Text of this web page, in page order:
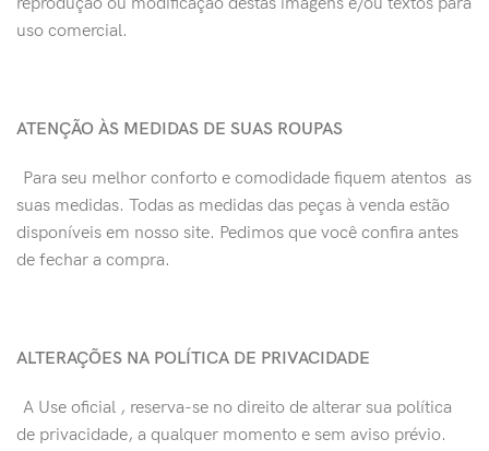
uso comercial.
ATENÇÃO ÀS MEDIDAS DE SUAS ROUPAS
Para seu melhor conforto e comodidade fiquem atentos as
suas medidas. Todas as medidas das peças à venda estão
disponíveis em nosso site. Pedimos que você confira antes
de fechar a compra.
ALTERAÇÕES NA POLÍTICA DE PRIVACIDADE
A Use oficial , reserva-se no direito de alterar sua política
de privacidade, a qualquer momento e sem aviso prévio.